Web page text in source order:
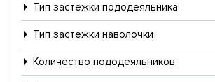
Тип застежки пододеяльника
Тип застежки наволочки
Количество пододеяльников